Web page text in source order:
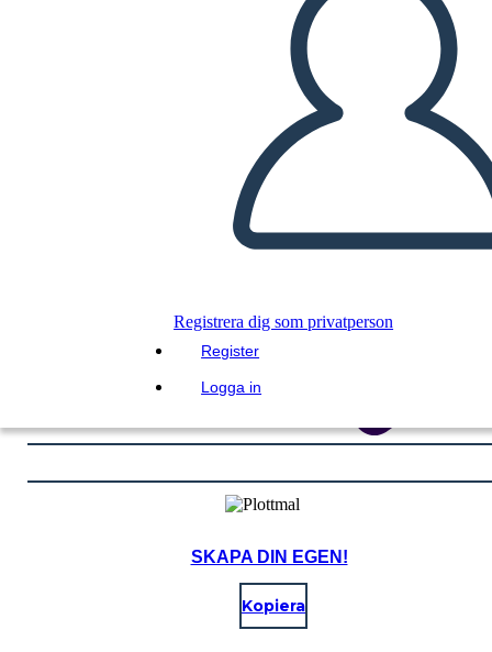
Registrera dig som privatperson
Register
Logga in
SKAPA DIN EGEN!
Kopiera